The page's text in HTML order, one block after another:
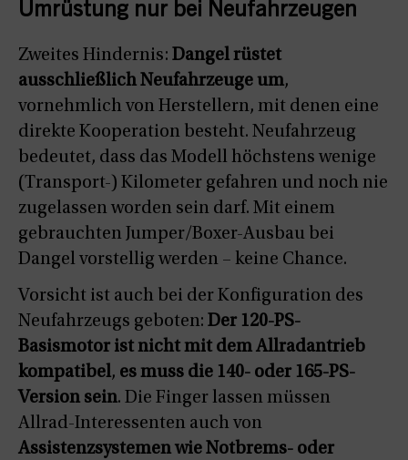
Umrüstung nur bei Neufahrzeugen
Zweites Hindernis: Dangel rüstet
ausschließlich Neufahrzeuge um,
vornehmlich von Herstellern, mit denen eine
direkte Kooperation besteht. Neufahrzeug
bedeutet, dass das Modell höchstens wenige
(Transport-) Kilometer gefahren und noch nie
zugelassen worden sein darf. Mit einem
gebrauchten Jumper/Boxer-Ausbau bei
Dangel vorstellig werden – keine Chance.
Vorsicht ist auch bei der Konfiguration des
Neufahrzeugs geboten: Der 120-PS-
Basismotor ist nicht mit dem Allradantrieb
kompatibel, es muss die 140- oder 165-PS-
Version sein. Die Finger lassen müssen
Allrad-Interessenten auch von
Assistenzsystemen wie Notbrems- oder